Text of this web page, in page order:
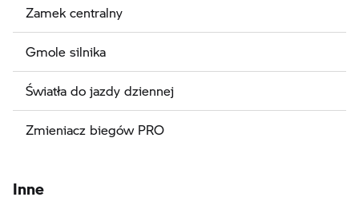
Zamek centralny
Gmole silnika
Światła do jazdy dziennej
Zmieniacz biegów PRO
Inne